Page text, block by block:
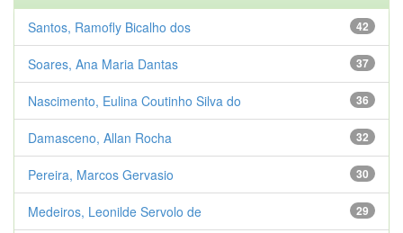
42
Santos, Ramofly Bicalho dos
37
Soares, Ana Maria Dantas
36
Nascimento, Eulina Coutinho Silva do
32
Damasceno, Allan Rocha
30
Pereira, Marcos Gervasio
29
Medeiros, Leonilde Servolo de